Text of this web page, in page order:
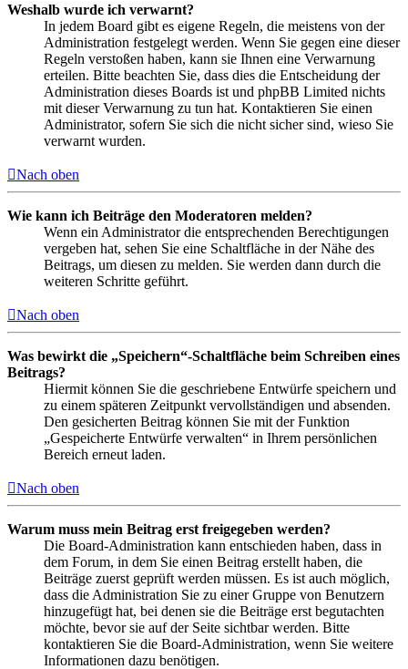
Weshalb wurde ich verwarnt?
In jedem Board gibt es eigene Regeln, die meistens von der
Administration festgelegt werden. Wenn Sie gegen eine dieser
Regeln verstoßen haben, kann sie Ihnen eine Verwarnung
erteilen. Bitte beachten Sie, dass dies die Entscheidung der
Administration dieses Boards ist und phpBB Limited nichts
mit dieser Verwarnung zu tun hat. Kontaktieren Sie einen
Administrator, sofern Sie sich die nicht sicher sind, wieso Sie
verwarnt wurden.
Nach oben
Wie kann ich Beiträge den Moderatoren melden?
Wenn ein Administrator die entsprechenden Berechtigungen
vergeben hat, sehen Sie eine Schaltfläche in der Nähe des
Beitrags, um diesen zu melden. Sie werden dann durch die
weiteren Schritte geführt.
Nach oben
Was bewirkt die „Speichern“-Schaltfläche beim Schreiben eines
Beitrags?
Hiermit können Sie die geschriebene Entwürfe speichern und
zu einem späteren Zeitpunkt vervollständigen und absenden.
Den gesicherten Beitrag können Sie mit der Funktion
„Gespeicherte Entwürfe verwalten“ in Ihrem persönlichen
Bereich erneut laden.
Nach oben
Warum muss mein Beitrag erst freigegeben werden?
Die Board-Administration kann entschieden haben, dass in
dem Forum, in dem Sie einen Beitrag erstellt haben, die
Beiträge zuerst geprüft werden müssen. Es ist auch möglich,
dass die Administration Sie zu einer Gruppe von Benutzern
hinzugefügt hat, bei denen sie die Beiträge erst begutachten
möchte, bevor sie auf der Seite sichtbar werden. Bitte
kontaktieren Sie die Board-Administration, wenn Sie weitere
Informationen dazu benötigen.